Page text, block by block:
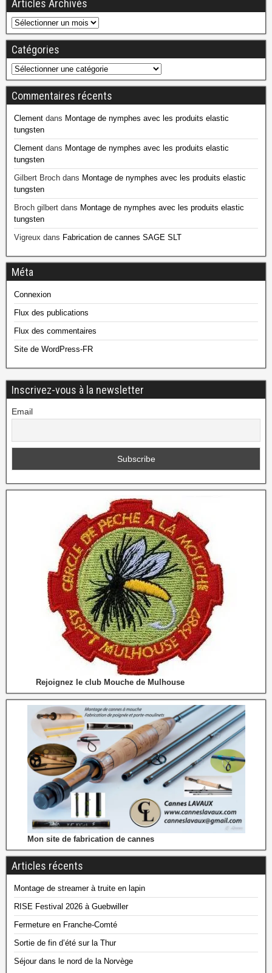
Articles Archivés
Catégories
Commentaires récents
Clement dans Montage de nymphes avec les produits elastic
tungsten
Clement dans Montage de nymphes avec les produits elastic
tungsten
Gilbert Broch dans Montage de nymphes avec les produits elastic
tungsten
Broch gilbert dans Montage de nymphes avec les produits elastic
tungsten
Vigreux dans Fabrication de cannes SAGE SLT
Méta
Connexion
Flux des publications
Flux des commentaires
Site de WordPress-FR
Inscrivez-vous à la newsletter
Email
Rejoignez le club Mouche de Mulhouse
Mon site de fabrication de cannes
Articles récents
Montage de streamer à truite en lapin
RISE Festival 2026 à Guebwiller
Fermeture en Franche-Comté
Sortie de fin d’été sur la Thur
Séjour dans le nord de la Norvège